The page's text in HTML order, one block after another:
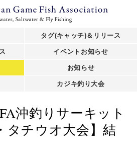
タグ(キャッチ)＆リリース
イベントお知らせ
お知らせ
カジキ釣り大会
沖釣りサーキット
タチウオ大会】結